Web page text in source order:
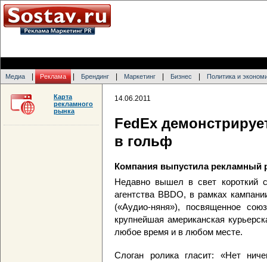
Медиа Реклама Брендинг Маркетинг Бизнес Политика и
14.06.2011
FedEx
в гольф
Компания выпустила рекламный
Недавно вышел в свет короткий
агентства BBDO, в рамках
(«Аудио-няня»), посвященное
крупнейшая американская
любое время и в любом месте.
Слоган ролика гласит: «Нет
Карта
рекламного
рынка